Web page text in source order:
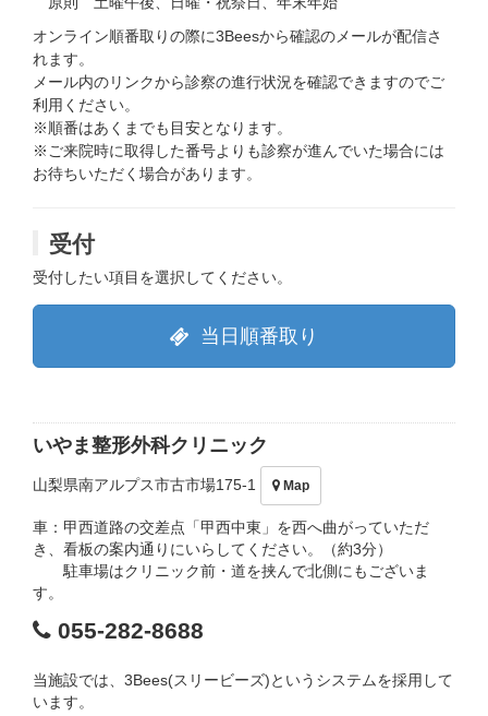
オンライン順番取りの際に3Beesから確認のメールが配信さ
れます。
メール内のリンクから診察の進行状況を確認できますのでご
利用ください。
※順番はあくまでも目安となります。
※ご来院時に取得した番号よりも診察が進んでいた場合には
お待ちいただく場合があります。
受付
受付したい項目を選択してください。
当日順番取り
いやま整形外科クリニック
山梨県南アルプス市古市場175-1 Map
車：甲西道路の交差点「甲西中東」を西へ曲がっていただ
き、看板の案内通りにいらしてください。（約3分）
駐車場はクリニック前・道を挟んで北側にもございま
す。
055-282-8688
当施設では、3Bees(スリービーズ)というシステムを採用して
います。